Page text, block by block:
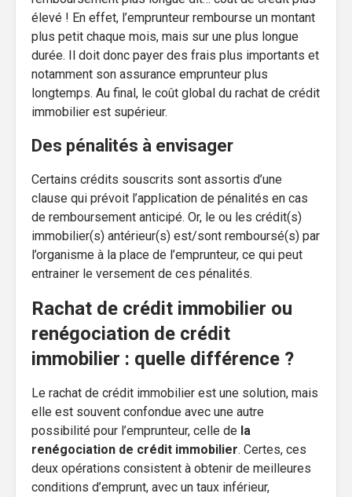
élevé ! En effet, l’emprunteur rembourse un montant
plus petit chaque mois, mais sur une plus longue
durée. Il doit donc payer des frais plus importants et
notamment son assurance emprunteur plus
longtemps. Au final, le coût global du rachat de crédit
immobilier est supérieur.
Des pénalités à envisager
Certains crédits souscrits sont assortis d’une
clause qui prévoit l’application de pénalités en cas
de remboursement anticipé. Or, le ou les crédit(s)
immobilier(s) antérieur(s) est/sont remboursé(s) par
l’organisme à la place de l’emprunteur, ce qui peut
entrainer le versement de ces pénalités.
Rachat de crédit immobilier ou
renégociation de crédit
immobilier : quelle différence ?
Le rachat de crédit immobilier est une solution, mais
elle est souvent confondue avec une autre
possibilité pour l’emprunteur, celle de la
renégociation de crédit immobilier. Certes, ces
deux opérations consistent à obtenir de meilleures
conditions d’emprunt, avec un taux inférieur,